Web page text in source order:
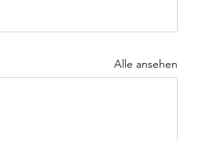
Alle ansehen